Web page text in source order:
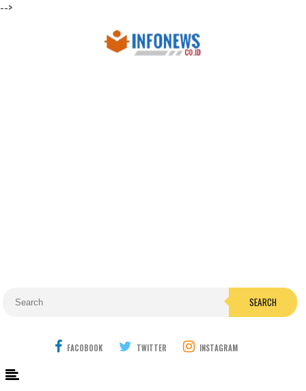
-->
SEARCH
FACOBOOK TWITTER INSTAGRAM